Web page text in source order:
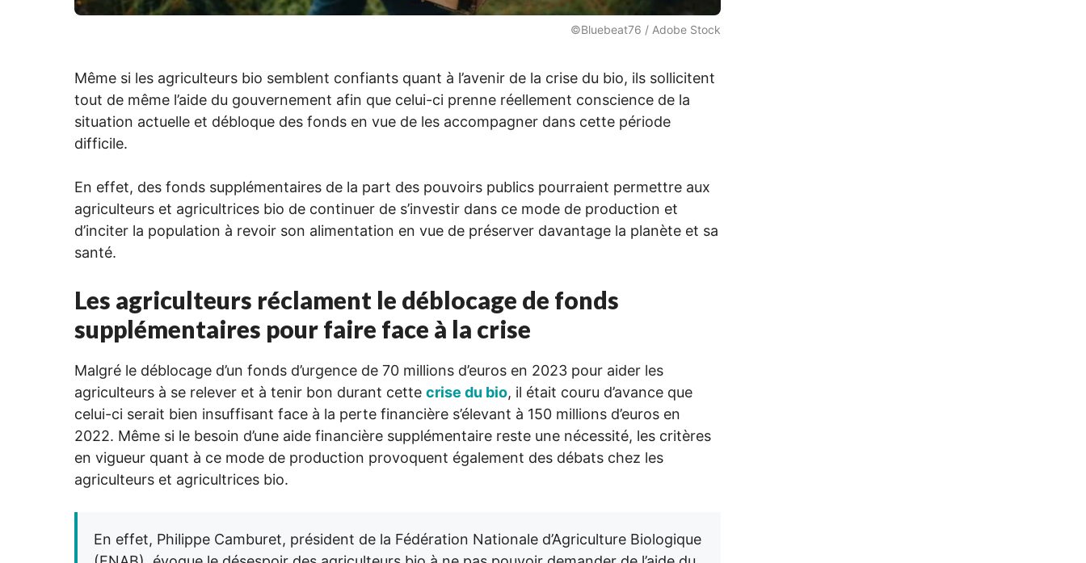
©Bluebeat76 / Adobe Stock
Même si les agriculteurs bio semblent confiants quant à l’avenir de la crise du bio, ils sollicitent
tout de même l’aide du gouvernement afin que celui-ci prenne réellement conscience de la
situation actuelle et débloque des fonds en vue de les accompagner dans cette période
difficile.
En effet, des fonds supplémentaires de la part des pouvoirs publics pourraient permettre aux
agriculteurs et agricultrices bio de continuer de s’investir dans ce mode de production et
d’inciter la population à revoir son alimentation en vue de préserver davantage la planète et sa
santé.
Les agriculteurs réclament le déblocage de fonds
supplémentaires pour faire face à la crise
Malgré le déblocage d’un fonds d’urgence de 70 millions d’euros en 2023 pour aider les
agriculteurs à se relever et à tenir bon durant cette crise du bio, il était couru d’avance que
celui-ci serait bien insuffisant face à la perte financière s’élevant à 150 millions d’euros en
2022. Même si le besoin d’une aide financière supplémentaire reste une nécessité, les critères
en vigueur quant à ce mode de production provoquent également des débats chez les
agriculteurs et agricultrices bio.
En effet, Philippe Camburet, président de la Fédération Nationale d’Agriculture Biologique